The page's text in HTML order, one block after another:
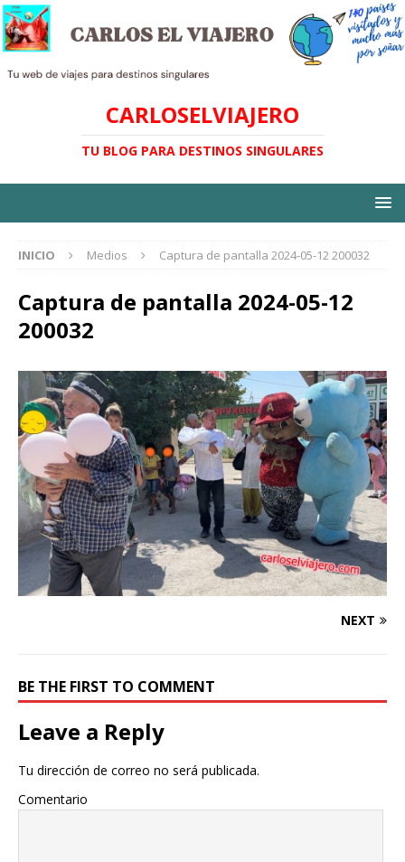
CARLOSELVIAJERO
TU BLOG PARA DESTINOS SINGULARES
INICIO Medios Captura de pantalla 2024-05-12 200032
Captura de pantalla 2024-05-12
200032
NEXT
BE THE FIRST TO COMMENT
Leave a Reply
Tu dirección de correo no será publicada.
Comentario